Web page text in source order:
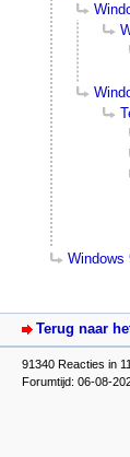
Windows
Terug naar
91340 Reacties in
Forumtijd: 06-08-